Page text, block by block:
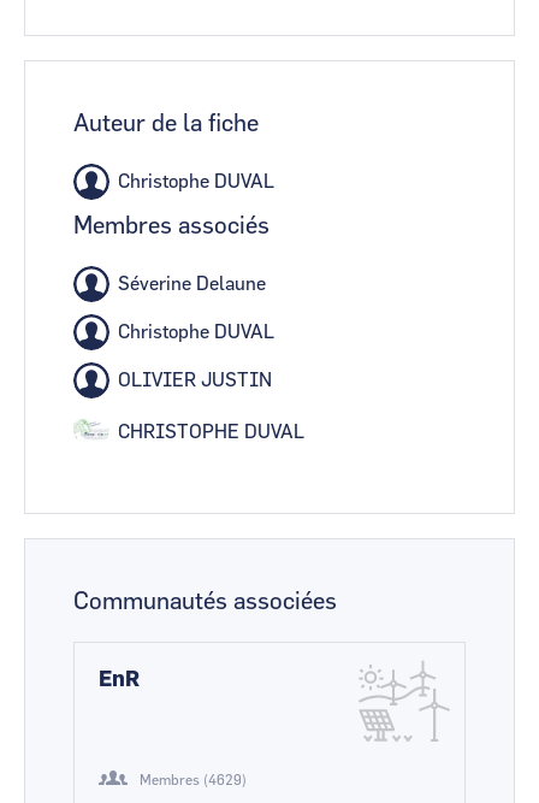
Auteur de la fiche
Christophe DUVAL
Membres associés
Séverine Delaune
Christophe DUVAL
OLIVIER JUSTIN
CHRISTOPHE DUVAL
Communautés associées
EnR
Membres (4629)